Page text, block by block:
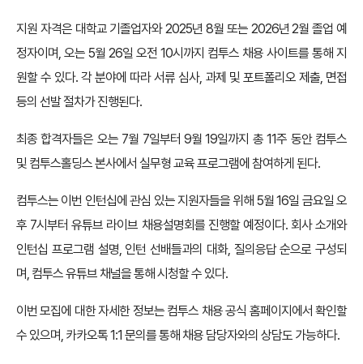
지원 자격은 대학교 기졸업자와 2025년 8월 또는 2026년 2월 졸업 예
정자이며, 오는 5월 26일 오전 10시까지 컴투스 채용 사이트를 통해 지
원할 수 있다. 각 분야에 따라 서류 심사, 과제 및 포트폴리오 제출, 면접
등의 선발 절차가 진행된다.
최종 합격자들은 오는 7월 7일부터 9월 19일까지 총 11주 동안 컴투스
및 컴투스홀딩스 본사에서 실무형 교육 프로그램에 참여하게 된다.
컴투스는 이번 인턴십에 관심 있는 지원자들을 위해 5월 16일 금요일 오
후 7시부터 유튜브 라이브 채용설명회를 진행할 예정이다. 회사 소개와
인턴십 프로그램 설명, 인턴 선배들과의 대화, 질의응답 순으로 구성되
며, 컴투스 유튜브 채널을 통해 시청할 수 있다.
이번 모집에 대한 자세한 정보는 컴투스 채용 공식 홈페이지에서 확인할
수 있으며, 카카오톡 1:1 문의를 통해 채용 담당자와의 상담도 가능하다.